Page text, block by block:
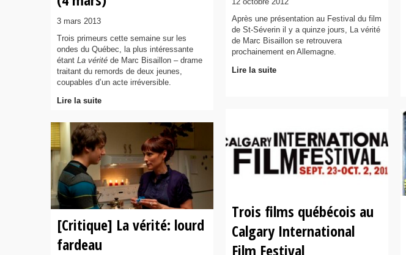
3 mars 2013
Trois primeurs cette semaine sur les
ondes du Québec, la plus intéressante
étant La vérité de Marc Bisaillon – drame
traitant du remords de deux jeunes,
coupables d’un acte irréversible.
Lire la suite
Après une présentation au Festival du film
de St-Séverin il y a quinze jours, La vérité
de Marc Bisaillon se retrouvera
prochainement en Allemagne.
Lire la suite
Trois films québécois au
Calgary International
Film Festival
[Critique] La vérité: lourd
fardeau